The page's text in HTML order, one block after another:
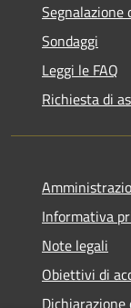
Segnalazione
Sondaggi
Leggi le FAQ
Richiesta di
Informativa
Note legali
Obiettivi di